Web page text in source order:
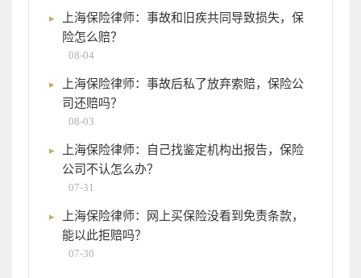
上海保险律师：事故和旧疾共同导致损失，保
险怎么赔？
08-04
上海保险律师：事故后私了放弃索赔，保险公
司还赔吗？
08-03
上海保险律师：自己找鉴定机构出报告，保险
公司不认怎么办？
07-31
上海保险律师：网上买保险没看到免责条款，
能以此拒赔吗？
07-30